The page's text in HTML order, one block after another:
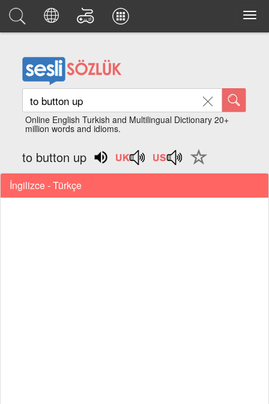
Online English Turkish and Multilingual Dictionary 20+
million words and idioms.
to button up
İngilizce - Türkçe